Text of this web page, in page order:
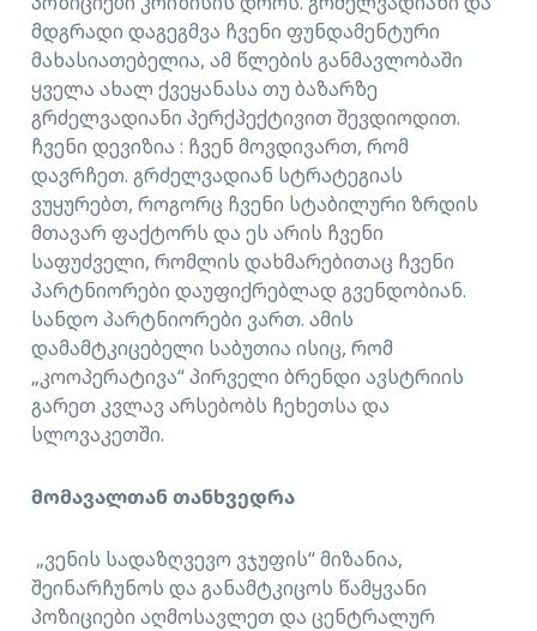
მდგრადი დაგეგმვა ჩვენი ფუნდამენტური
მახასიათებელია, ამ წლების განმავლობაში
ყველა ახალ ქვეყანასა თუ ბაზარზე
გრძელვადიანი პერქპექტივით შევდიოდით.
ჩვენი დევიზია : ჩვენ მოვდივართ, რომ
დავრჩეთ. გრძელვადიან სტრატეგიას
ვუყურებთ, როგორც ჩვენი სტაბილური ზრდის
მთავარ ფაქტორს და ეს არის ჩვენი
საფუძველი, რომლის დახმარებითაც ჩვენი
პარტნიორები დაუფიქრებლად გვენდობიან.
სანდო პარტნიორები ვართ. ამის
დამამტკიცებელი საბუთია ისიც, რომ
„კოოპერატივა“ პირველი ბრენდი ავსტრიის
გარეთ კვლავ არსებობს ჩეხეთსა და
სლოვაკეთში.
მომავალთან თანხვედრა
„ვენის სადაზღვევო ვჯუფის“ მიზანია,
შეინარჩუნოს და განამტკიცოს წამყვანი
პოზიციები აღმოსავლეთ და ცენტრალურ